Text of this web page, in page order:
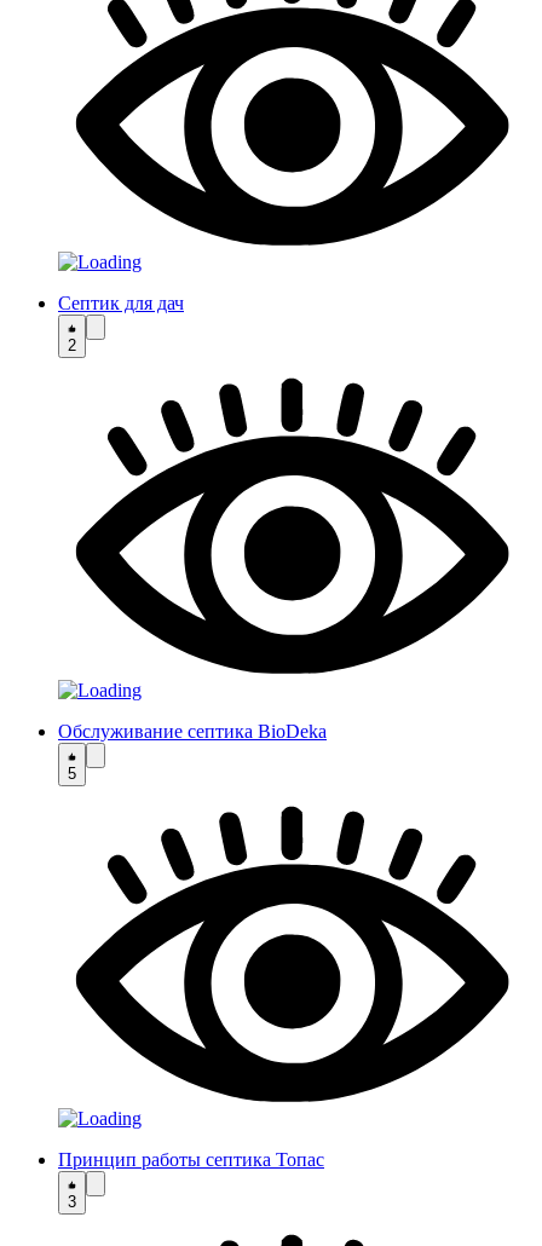
Септик для дач
2
Обслуживание септика BioDeka
5
Принцип работы септика Топас
3